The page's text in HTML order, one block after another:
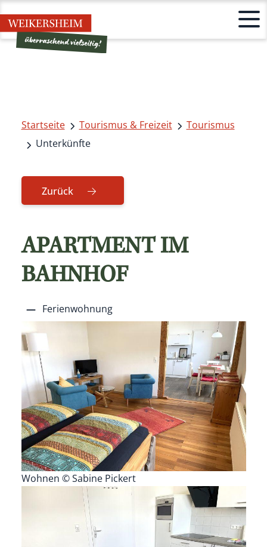
Startseite Tourismus & Freizeit
Tourismus
Unterkünfte
Zurück
APARTMENT IM
BAHNHOF
Ferienwohnung
Wohnen © Sabine Pickert